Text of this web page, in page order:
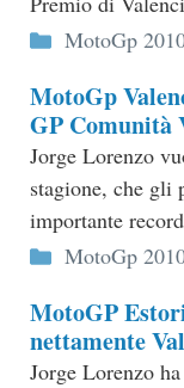
Categorie
MotoGp
MotoGp
GP Comunità
Jorge Lorenzo
stagione, che gli
importante
Categorie
MotoGp
MotoGP
nettamente
Jorge Lorenzo